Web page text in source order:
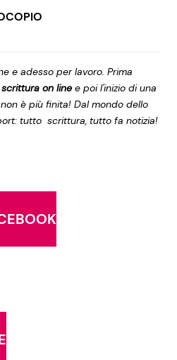
e adesso per lavoro. Prima
scrittura on line e poi l'inizio di una
è più finita! Dal mondo dello
tutto scrittura, tutto fa notizia!